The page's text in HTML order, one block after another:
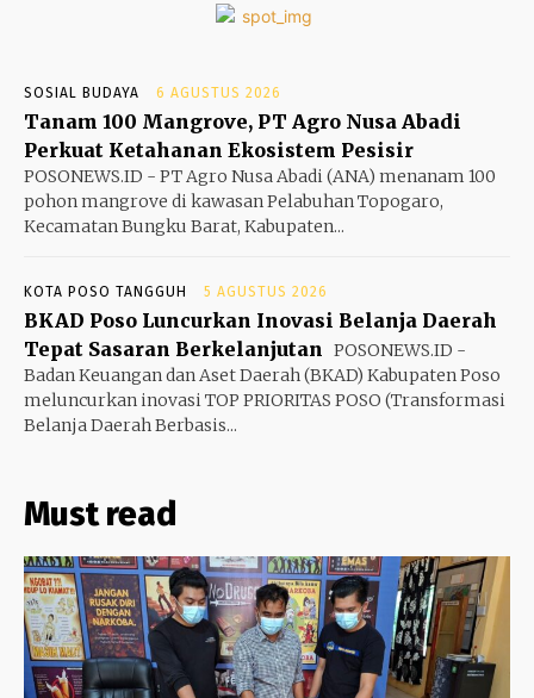
SOSIAL BUDAYA 6 AGUSTUS 2026
Tanam 100 Mangrove, PT Agro Nusa Abadi
Perkuat Ketahanan Ekosistem Pesisir
POSONEWS.ID - PT Agro Nusa Abadi (ANA) menanam 100
pohon mangrove di kawasan Pelabuhan Topogaro,
Kecamatan Bungku Barat, Kabupaten...
KOTA POSO TANGGUH 5 AGUSTUS 2026
BKAD Poso Luncurkan Inovasi Belanja Daerah
Tepat Sasaran Berkelanjutan POSONEWS.ID -
Badan Keuangan dan Aset Daerah (BKAD) Kabupaten Poso
meluncurkan inovasi TOP PRIORITAS POSO (Transformasi
Belanja Daerah Berbasis...
Must read